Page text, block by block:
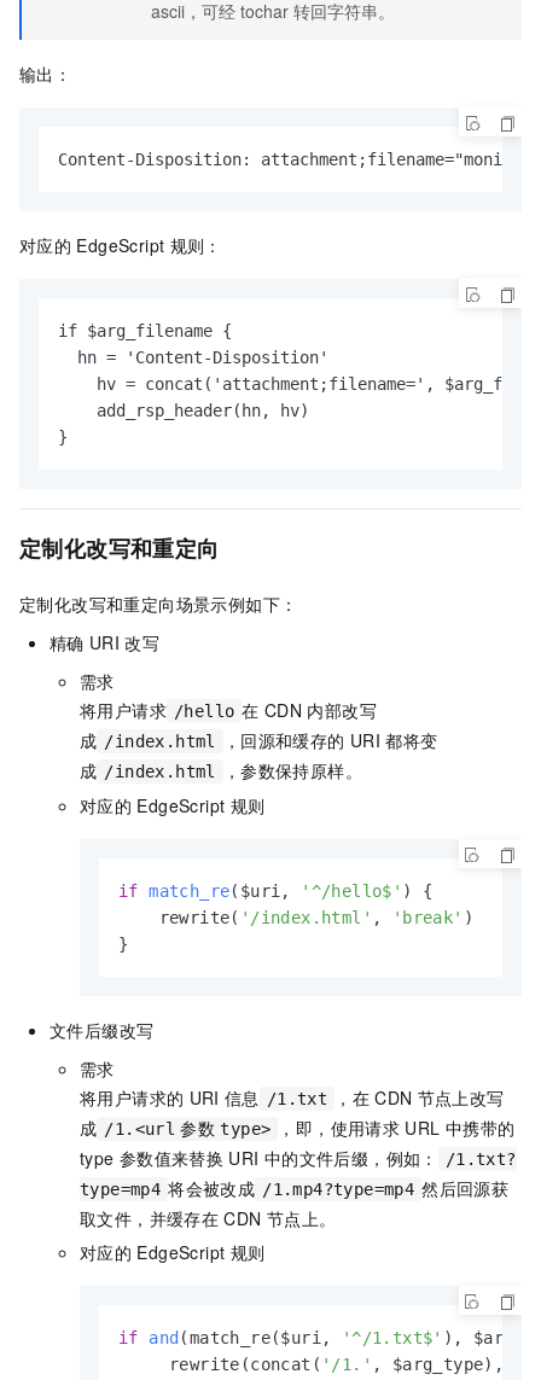
ascii，可经 tochar 转回字符串。
输出：
Content-Disposition:
对应的 EdgeScript 规则：
if $arg_filename {
  hn = 'Content-Disposition'
hv = concat('attachment;filename=',
    add_rsp_header(hn, hv)
}
定制化改写和重定向
定制化改写和重定向场景示例如下：
精确 URI 改写
需求
将用户请求 /hello 在 CDN 内部改写
成 /index.html ，回源和缓存的 URI 都将变
成 /index.html
，参数保持原样。
对应的 EdgeScript 规则
if match_re($uri, '^/hello$' )
{
    rewrite(
'/index.html' , 'break' )
}
文件后缀改写
需求
将用户请求的 URI 信息 /1.txt ，在 CDN 节点上改写
成 /1.<url 参数 type> ，即，使用请求 URL 中携带的
type 参数值来替换 URI 中的文件后缀，例如：
/1.txt?
type=mp4 将会被改成 /1.mp4?type=mp4 然后回源获
取文件，并缓存在 CDN 节点上。
对应的 EdgeScript 规则
if and (match_re($uri, '^/1.txt$' ) ,
     rewrite(concat(
'/1.' , $arg_type),